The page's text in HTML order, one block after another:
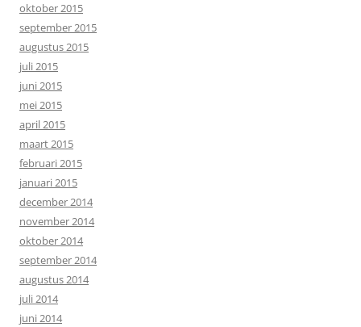
oktober 2015
september 2015
augustus 2015
juli 2015
juni 2015
mei 2015
april 2015
maart 2015
februari 2015
januari 2015
december 2014
november 2014
oktober 2014
september 2014
augustus 2014
juli 2014
juni 2014